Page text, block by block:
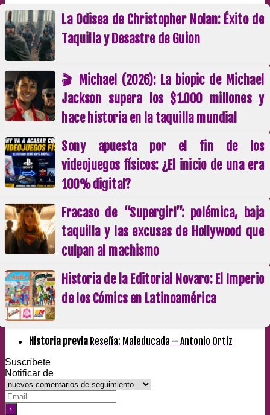
La Odisea de Christopher Nolan: Éxito de
Taquilla y Desastre de Guion
🎬 Michael (2026): La biopic de Michael
Jackson supera los $1.000 millones y
hace historia en la taquilla mundial
Sony apuesta por el fin de los
videojuegos físicos: ¿El inicio de una era
100% digital?
Fracaso de “Supergirl”: polémica, baja
taquilla y las excusas de Hollywood que
culpan al machismo
Historia de la Editorial Novaro: El Imperio
de los Cómics en Latinoamérica
Historia previa Reseña: Maleducada – Antonio Ortiz
Suscríbete
Notificar de